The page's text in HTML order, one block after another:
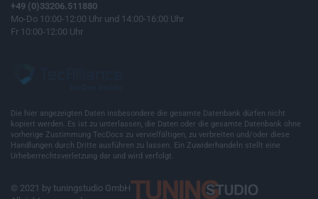
+49 (0)33206.511880
Mo-Do 10:00-12:00 Uhr und 14:00-16:00 Uhr
Fr 10:00-12:00 Uhr
Die hier angezeigten Daten insbesondere die gesamte Datenbank dürfen nicht
kopiert werden. Es ist zu unterlassen, die Daten oder die gesamte Datenbank ohne
vorherige Zustimmung TecDocs zu vervielfältigen, zu verbreiten und/oder diese
Handlungen durch Dritte ausführen zu lassen. Ein Zuwiderhandeln stellt eine
Urheberrechtsverletzung dar und wird verfolgt.
© 2021 by tuningstudio GmbH